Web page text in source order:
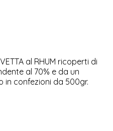
al RHUM ricoperti di
al 70% e da un
in confezioni da 500gr.